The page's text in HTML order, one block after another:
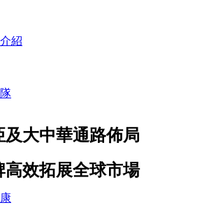
紹
及大中華通路佈局
高效拓展全球市場